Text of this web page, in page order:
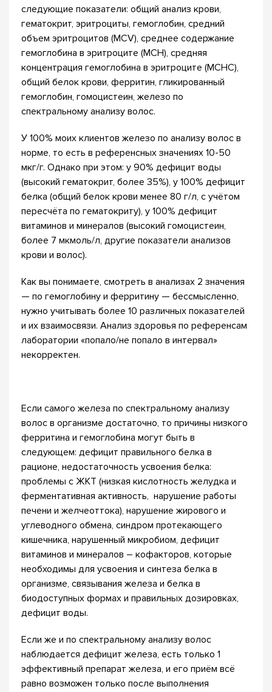
следующие показатели: общий анализ крови,
гематокрит, эритроциты, гемоглобин, средний
объем эритроцитов (MCV), среднее содержание
гемоглобина в эритроците (MCH), средняя
концентрация гемоглобина в эритроците (MCHC),
общий белок крови, ферритин, гликированный
гемоглобин, гомоцистеин, железо по
спектральному анализу волос.
У 100% моих клиентов железо по анализу волос в
норме, то есть в референсных значениях 10-50
мкг/г. Однако при этом: у 90% дефицит воды
(высокий гематокрит, более 35%), у 100% дефицит
белка (общий белок крови менее 80 г/л, с учётом
пересчёта по гематокриту), у 100% дефицит
витаминов и минералов (высокий гомоцистеин,
более 7 мкмоль/л, другие показатели анализов
крови и волос).
Как вы понимаете, смотреть в анализах 2 значения
— по гемоглобину и ферритину — бессмысленно,
нужно учитывать более 10 различных показателей
и их взаимосвязи. Анализ здоровья по референсам
лаборатории «попало/не попало в интервал»
некорректен.
Если самого железа по спектральному анализу
волос в организме достаточно, то причины низкого
ферритина и гемоглобина могут быть в
следующем: дефицит правильного белка в
рационе, недостаточность усвоения белка:
проблемы с ЖКТ (низкая кислотность желудка и
ферментативная активность, нарушение работы
печени и желчеоттока), нарушение жирового и
углеводного обмена, синдром протекающего
кишечника, нарушенный микробиом, дефицит
витаминов и минералов – кофакторов, которые
необходимы для усвоения и синтеза белка в
организме, связывания железа и белка в
биодоступных формах и правильных дозировках,
дефицит воды.⠀
Если же и по спектральному анализу волос
наблюдается дефицит железа, есть только 1
эффективный препарат железа, и его приём всё
равно возможен только после выполнения